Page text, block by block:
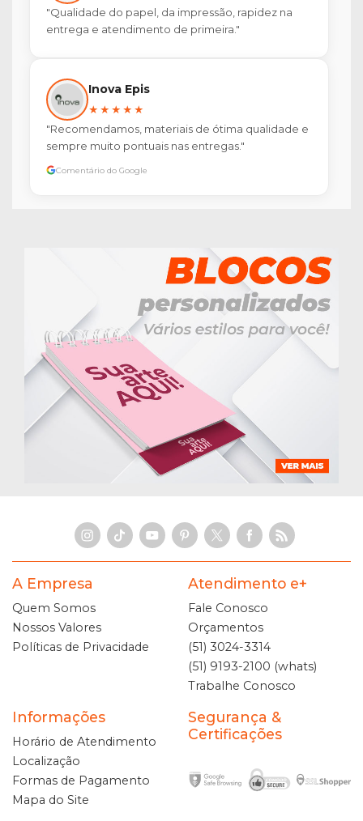
"Qualidade do papel, da impressão, rapidez na
entrega e atendimento de primeira."
Inova Epis
★★★★★
"Recomendamos, materiais de ótima qualidade e
sempre muito pontuais nas entregas."
Comentário do Google
A Empresa
Quem Somos
Nossos Valores
Políticas de Privacidade
Atendimento e+
Fale Conosco
Orçamentos
(51) 3024-3314
(51) 9193-2100 (whats)
Trabalhe Conosco
Informações
Horário de Atendimento
Localização
Formas de Pagamento
Mapa do Site
Segurança &
Certificações